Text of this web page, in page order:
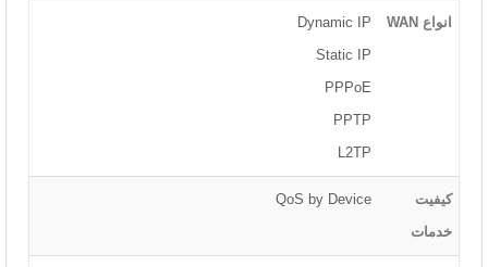
انواع WAN
Dynamic IP
Static IP
PPPoE
PPTP
L2TP
کیفیت
خدمات
QoS by Device